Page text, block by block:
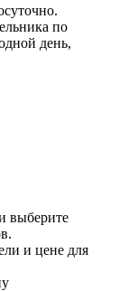
по
день,
выберите
и цене для